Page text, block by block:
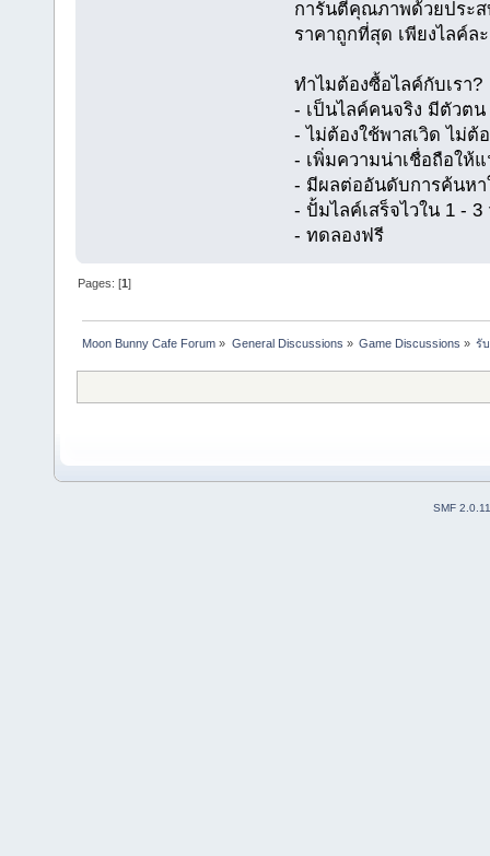
การันตีคุณภาพด้วยประ
ราคาถูกที่สุด เพียงไลค์ล
ทำไมต้องซื้อไลค์กับเรา?
- เป็นไลค์คนจริง มีตัวตน
- ไม่ต้องใช้พาสเวิด ไม่ต้
- เพิ่มความน่าเชื่อถือให้
- มีผลต่ออันดับการค้นหา
- ปั้มไลค์เสร็จไวใน 1 - 3
- ทดลองฟรี
Pages: [1]
Moon Bunny Cafe Forum » General Discussions » Game Discussions » รั
SMF 2.0.11